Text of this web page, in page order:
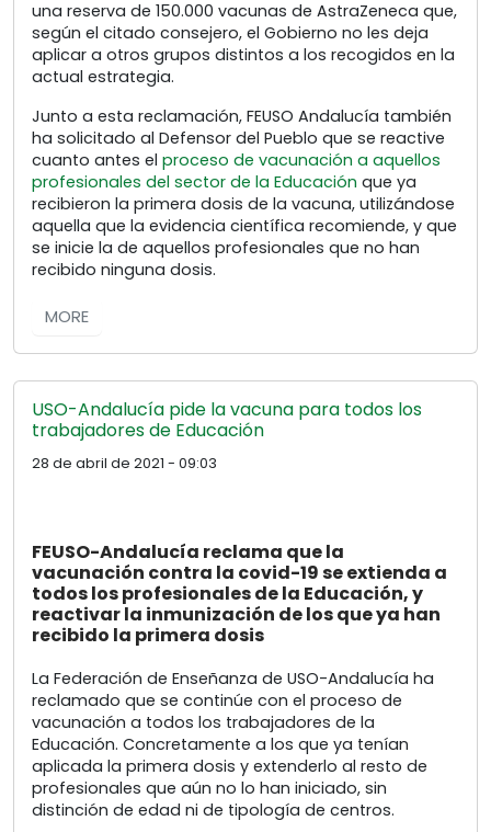
una reserva de 150.000 vacunas de AstraZeneca que,
según el citado consejero, el Gobierno no les deja
aplicar a otros grupos distintos a los recogidos en la
actual estrategia.
Junto a esta reclamación, FEUSO Andalucía también
ha solicitado al Defensor del Pueblo que se reactive
cuanto antes el proceso de vacunación a aquellos
profesionales del sector de la Educación que ya
recibieron la primera dosis de la vacuna, utilizándose
aquella que la evidencia científica recomiende, y que
se inicie la de aquellos profesionales que no han
recibido ninguna dosis.
MORE
USO-Andalucía pide la vacuna para todos los
trabajadores de Educación
28 de abril de 2021 - 09:03
FEUSO-Andalucía reclama que la
vacunación contra la covid-19 se extienda a
todos los profesionales de la Educación, y
reactivar la inmunización de los que ya han
recibido la primera dosis
La Federación de Enseñanza de USO-Andalucía ha
reclamado que se continúe con el proceso de
vacunación a todos los trabajadores de la
Educación. Concretamente a los que ya tenían
aplicada la primera dosis y extenderlo al resto de
profesionales que aún no lo han iniciado, sin
distinción de edad ni de tipología de centros.